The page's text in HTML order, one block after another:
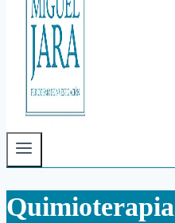
Quimioterapia